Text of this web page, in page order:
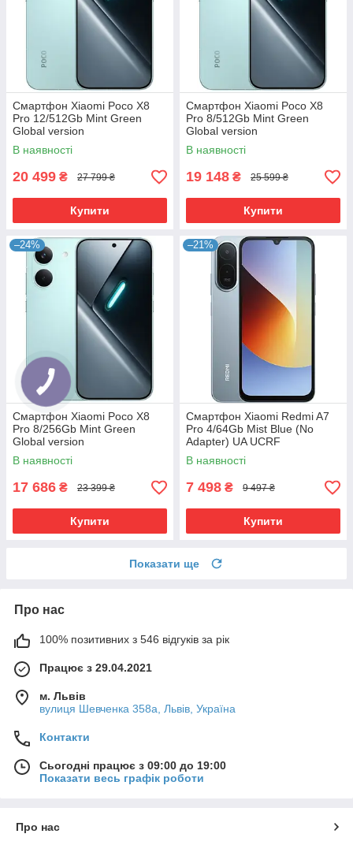
Смартфон Xiaomi Poco X8
Pro 12/512Gb Mint Green
Global version
В наявності
20 499 ₴ 27 799 ₴
Купити
Смартфон Xiaomi Poco X8
Pro 8/512Gb Mint Green
Global version
В наявності
19 148 ₴ 25 599 ₴
Купити
–24%
Смартфон Xiaomi Poco X8
Pro 8/256Gb Mint Green
Global version
В наявності
17 686 ₴ 23 399 ₴
Купити
–21%
Смартфон Xiaomi Redmi A7
Pro 4/64Gb Mist Blue (No
Adapter) UA UCRF
В наявності
7 498 ₴ 9 497 ₴
Купити
Показати ще
Про нас
100% позитивних з 546 відгуків за рік
Працює з 29.04.2021
м. Львів
вулиця Шевченка 358а, Львів, Україна
Контакти
Сьогодні працює з 09:00 до 19:00
Показати весь графік роботи
Про нас